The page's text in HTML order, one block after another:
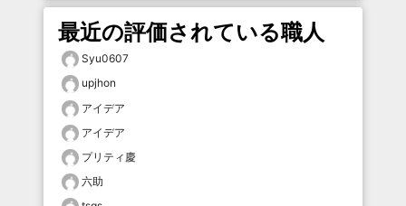
最近の評価されている職人
Syu0607
upjhon
アイデア
アイデア
プリティ慶
六助